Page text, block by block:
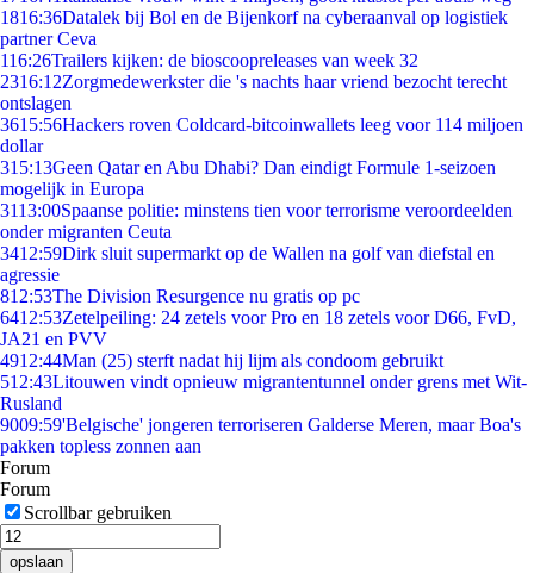
1816:36Datalek bij Bol en de Bijenkorf na cyberaanval op logistiek
partner Ceva
116:26Trailers kijken: de bioscoopreleases van week 32
2316:12Zorgmedewerkster die 's nachts haar vriend bezocht terecht
ontslagen
3615:56Hackers roven Coldcard-bitcoinwallets leeg voor 114 miljoen
dollar
315:13Geen Qatar en Abu Dhabi? Dan eindigt Formule 1-seizoen
mogelijk in Europa
3113:00Spaanse politie: minstens tien voor terrorisme veroordeelden
onder migranten Ceuta
3412:59Dirk sluit supermarkt op de Wallen na golf van diefstal en
agressie
812:53The Division Resurgence nu gratis op pc
6412:53Zetelpeiling: 24 zetels voor Pro en 18 zetels voor D66, FvD,
JA21 en PVV
4912:44Man (25) sterft nadat hij lijm als condoom gebruikt
512:43Litouwen vindt opnieuw migrantentunnel onder grens met Wit-
Rusland
9009:59'Belgische' jongeren terroriseren Galderse Meren, maar Boa's
pakken topless zonnen aan
Forum
Forum
Scrollbar gebruiken
opslaan